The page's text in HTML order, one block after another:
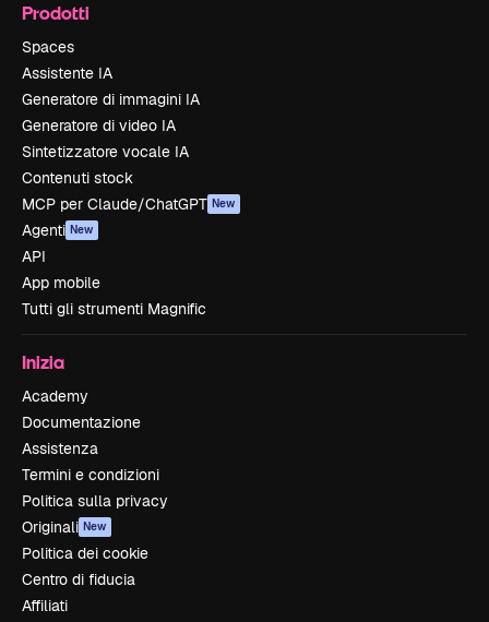
Prodotti
Spaces
Assistente IA
Generatore di immagini IA
Generatore di video IA
Sintetizzatore vocale IA
Contenuti stock
MCP per Claude/ChatGPT New
Agenti New
API
App mobile
Tutti gli strumenti Magnific
Inizia
Academy
Documentazione
Assistenza
Termini e condizioni
Politica sulla privacy
Originali New
Politica dei cookie
Centro di fiducia
Affiliati